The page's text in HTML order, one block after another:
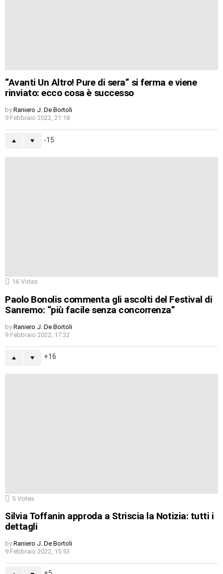
“Avanti Un Altro! Pure di sera” si ferma e viene
rinviato: ecco cosa è successo
by Raniero J. De Bortoli
9 Febbraio 2022, 21:18
-15
16 Votes
Paolo Bonolis commenta gli ascolti del Festival di
Sanremo: “più facile senza concorrenza”
by Raniero J. De Bortoli
9 Febbraio 2022, 17:22
16
5 Votes
Silvia Toffanin approda a Striscia la Notizia: tutti i
dettagli
by Raniero J. De Bortoli
9 Febbraio 2022, 15:53